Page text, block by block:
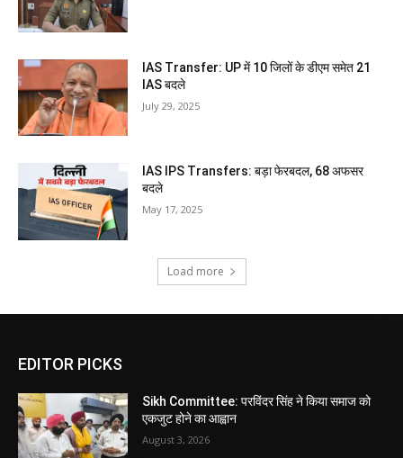
IAS Transfer: UP में 10 जिलों के डीएम समेत 21
IAS बदले
July 29, 2025
IAS IPS Transfers: बड़ा फेरबदल, 68 अफसर
बदले
May 17, 2025
Load more
EDITOR PICKS
Sikh Committee: परविंदर सिंह ने किया समाज को
एकजुट होने का आह्वान
August 3, 2026